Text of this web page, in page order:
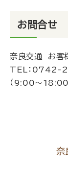
お問合せ
奈良交通 お
TEL： 0742-
（9:00～18:00
奈